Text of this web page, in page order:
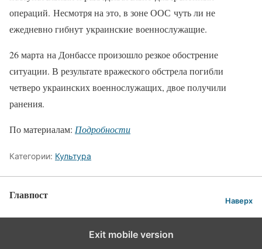
операций. Несмотря на это, в зоне ООС чуть ли не
ежедневно гибнут украинские военнослужащие.
26 марта на Донбассе произошло резкое обострение
ситуации. В результате вражеского обстрела погибли
четверо украинских военнослужащих, двое получили
ранения.
По материалам: Подробности
Категории: Культура
Главпост Наверх
Exit mobile version